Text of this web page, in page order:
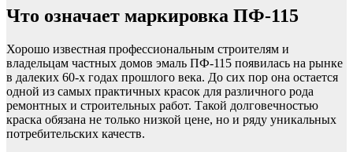
Что означает маркировка ПФ-115
Хорошо известная профессиональным строителям и
владельцам частных домов эмаль ПФ-115 появилась на рынке
в далеких 60-х годах прошлого века. До сих пор она остается
одной из самых практичных красок для различного рода
ремонтных и строительных работ. Такой долговечностью
краска обязана не только низкой цене, но и ряду уникальных
потребительских качеств.